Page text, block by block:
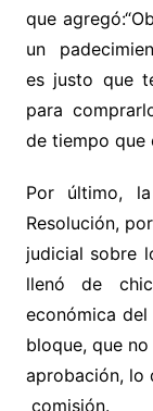
que
un
es justo que
para
de tiempo que
Por último,
Resolución,
judicial sobre
llenó de
económica
bloque, que
aprobación, lo
comisión.